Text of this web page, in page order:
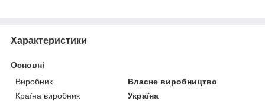
Характеристики
Основні
Виробник
Власне виробництво
Країна виробник
Україна